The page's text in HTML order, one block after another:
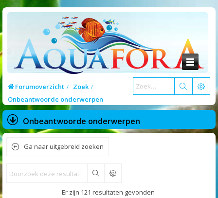
Forumoverzicht
Zoek
Onbeantwoorde onderwerpen
Onbeantwoorde onderwerpen
Ga naar uitgebreid zoeken
Zoek
Er zijn 121 resultaten gevonden